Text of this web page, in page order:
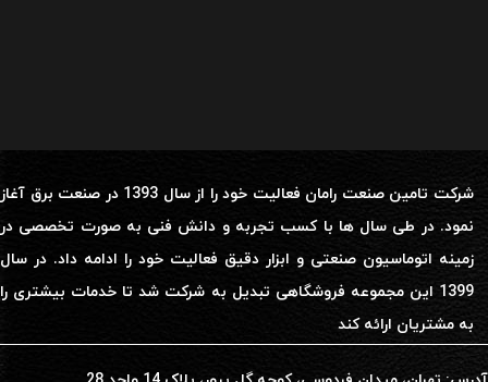
شرکت تامین صنعت رامان فعالیت خود را از سال 1393 در صنعت برق آغاز
نمود. در طی سال ها با کسب تجربه و دانش فنی به صورت تخصصی در
زمینه اتوماسیون صنعتی و ابزار دقیق فعالیت خود را ادامه داد. در سال
1399 این مجموعه فروشگاهی تبدیل به شرکت شد تا خدمات بیشتری را
به مشتریان ارائه کند